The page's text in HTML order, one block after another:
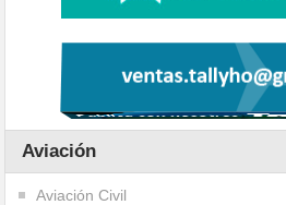
Aviación
Aviación Civil